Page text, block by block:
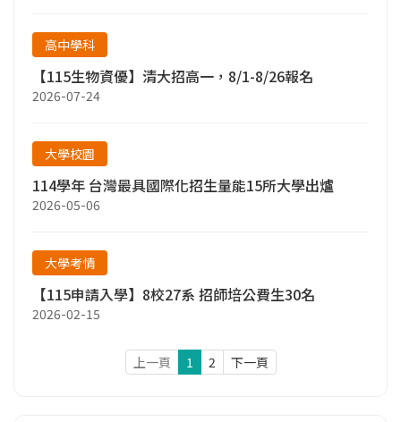
高中學科
【115生物資優】清大招高一，8/1-8/26報名
2026-07-24
大學校園
114學年 台灣最具國際化招生量能15所大學出爐
2026-05-06
大學考情
【115申請入學】8校27系 招師培公費生30名
2026-02-15
上一頁 1 2 下一頁